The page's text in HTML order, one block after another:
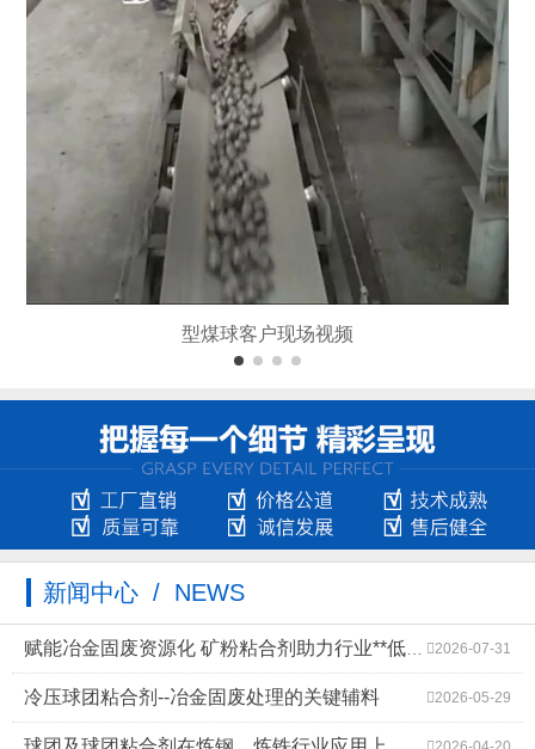
型煤球客户现场视频
新闻中心 / NEWS
2026-07-31
赋能冶金固废资源化 矿粉粘合剂助力行业**低碳高质量发展
2026-05-29
冷压球团粘合剂--冶金固废处理的关键辅料